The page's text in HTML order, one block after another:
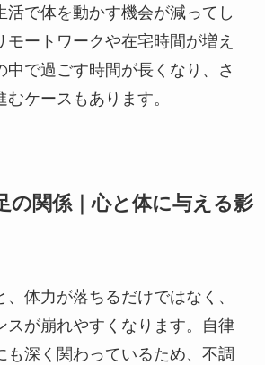
活で体を動かす機会が減ってし
モートワークや在宅時間が増え
中で過ごす時間が長くなり、さ
ケースもあります。
の関係｜心と体に与える影
体力が落ちるだけではなく、
スが崩れやすくなります。自律
も深く関わっているため、不調